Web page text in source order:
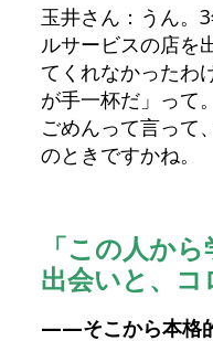
玉井さん：うん。
ルサービスの店を
てくれなかったわ
が手一杯だ」って
ごめんって言って
のときですかね。
「この人か
出会いと、
——そこから本格